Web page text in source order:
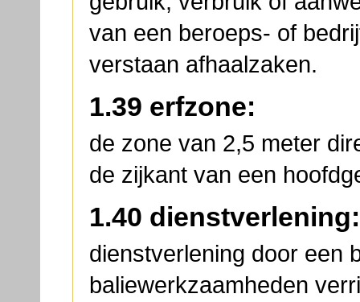
van een beroeps- of
verstaan afhaalzaken.
1.39 erfzone:
de zone van 2,5 meter
de zijkant van een
1.40 dienstverlening:
dienstverlening door een
baliewerkzaamheden